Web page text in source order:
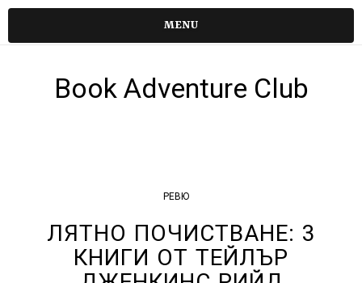
MENU
Book Adventure Club
РЕВЮ
ЛЯТНО ПОЧИСТВАНЕ: 3
КНИГИ ОТ ТЕЙЛЪР